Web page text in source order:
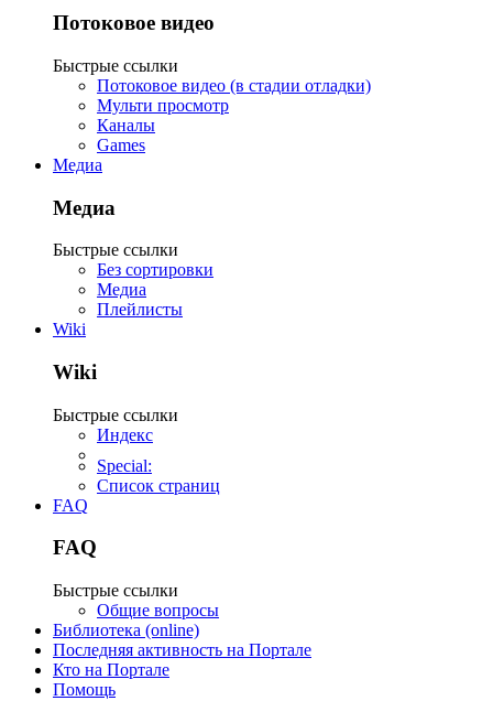
Потоковое видео
Быстрые ссылки
Потоковое видео (в стадии отладки)
Мульти просмотр
Каналы
Games
Медиа
Медиа
Быстрые ссылки
Без сортировки
Медиа
Плейлисты
Wiki
Wiki
Быстрые ссылки
Индекс
Special:
Список страниц
FAQ
FAQ
Быстрые ссылки
Общие вопросы
Библиотека (online)
Последняя активность на Портале
Кто на Портале
Помощь